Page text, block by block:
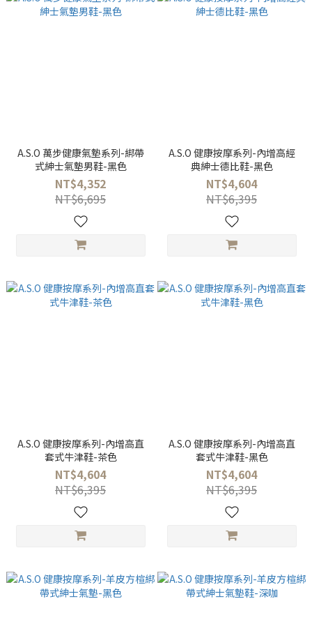
A.S.O 萬步健康氣墊系列-綁帶
式紳士氣墊男鞋-黑色
NT$4,352
NT$6,695
A.S.O 健康按摩系列-內增高經
典紳士德比鞋-黑色
NT$4,604
NT$6,395
A.S.O 健康按摩系列-內增高直
套式牛津鞋-茶色
NT$4,604
NT$6,395
A.S.O 健康按摩系列-內增高直
套式牛津鞋-黑色
NT$4,604
NT$6,395